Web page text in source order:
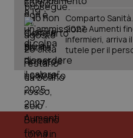
Comparto
2027. Aumenti
infermieri, arriva
tutele per il
PHPSESSID